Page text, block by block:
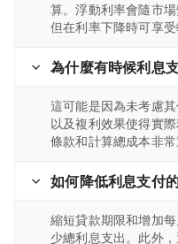
算。浮動利率會隨市
但在利率下降時可享受
為什麼有時候利息
這可能是因為未考慮
以及複利效果使得實
條款和計算總成本非常
如何降低利息支付
縮短貸款期限和增加
少總利息支出。此外